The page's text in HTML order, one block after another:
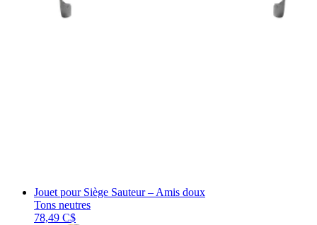
Jouet pour Siège Sauteur – Amis doux
Tons neutres
78,49 C$